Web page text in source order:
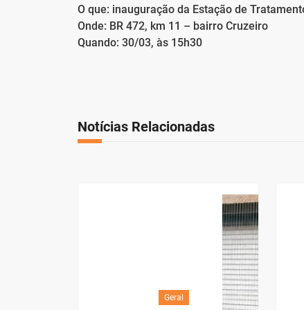
O que: inauguração da Estação de
Onde: BR 472, km 11 – bairro Cruzeiro
Quando: 30/03, às 15h30
Notícias Relacionadas
Geral